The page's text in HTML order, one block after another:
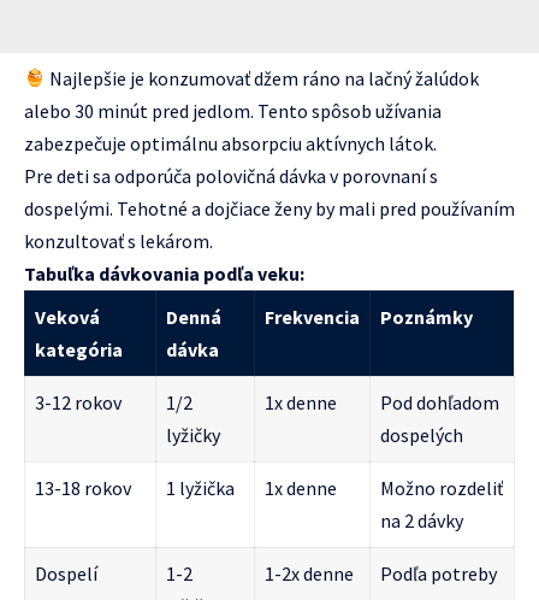
Najlepšie je konzumovať džem ráno na lačný žalúdok
alebo 30 minút pred jedlom. Tento spôsob užívania
zabezpečuje optimálnu absorpciu aktívnych látok.
Pre deti sa odporúča polovičná dávka v porovnaní s
dospelými. Tehotné a dojčiace ženy by mali pred používaním
konzultovať s lekárom.
Tabuľka dávkovania podľa veku:
Veková
kategória
Denná
dávka
Frekvencia Poznámky
3-12 rokov
1/2
lyžičky
1x denne
Pod dohľadom
dospelých
13-18 rokov 1 lyžička 1x denne
Možno rozdeliť
na 2 dávky
Dospelí
1-2
1-2x denne Podľa potreby